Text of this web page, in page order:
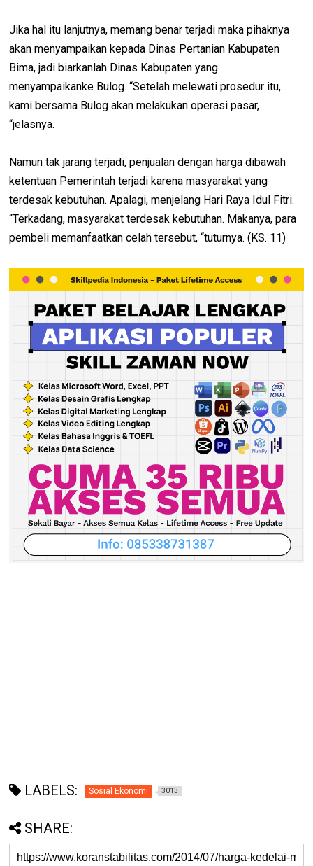
Jika hal itu lanjutnya, memang benar terjadi maka pihaknya
akan menyampaikan kepada Dinas Pertanian Kabupaten
Bima, jadi biarkanlah Dinas Kabupaten yang
menyampaikanke Bulog. “Setelah melewati prosedur itu,
kami bersama Bulog akan melakukan operasi pasar,
“jelasnya.
Namun tak jarang terjadi, penjualan dengan harga dibawah
ketentuan Pemerintah terjadi karena masyarakat yang
terdesak kebutuhan. Apalagi, menjelang Hari Raya Idul Fitri.
“Terkadang, masyarakat terdesak kebutuhan. Makanya, para
pembeli memanfaatkan celah tersebut, “tuturnya. (KS. 11)
LABELS: Sosial Ekonomi 3013
SHARE: